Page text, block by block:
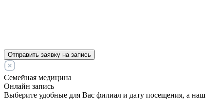
Отправить заявку на запись
Семейная медицина
Онлайн запись
Выберите удобные для Вас филиал и дату посещения, а наш